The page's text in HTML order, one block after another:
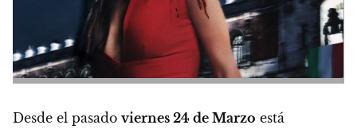
Desde el pasado viernes 24 de Marzo está